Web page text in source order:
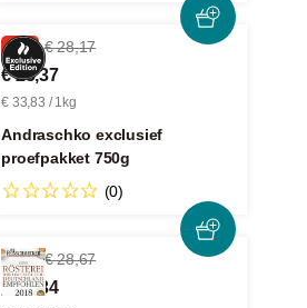
-9% € 28,17
€ 25,37
€ 33,83 / 1kg
Andraschko exclusief
proefpakket 750g
(0)
-8% € 28,67
€ 26,34